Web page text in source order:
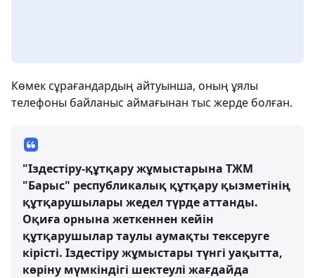
Көмек сұрағандардың айтуынша, оның ұялы
телефоны байланыс аймағынан тыс жерде болған.
"Іздестіру-құтқару жұмыстарына ТЖМ
"Барыс" республикалық құтқару қызметінің
құтқарушылары жедел түрде аттанды.
Оқиға орнына жеткеннен кейін
құтқарушылар таулы аумақты тексеруге
кірісті. Іздестіру жұмыстары түнгі уақытта,
көріну мүмкіндігі шектеулі жағдайда